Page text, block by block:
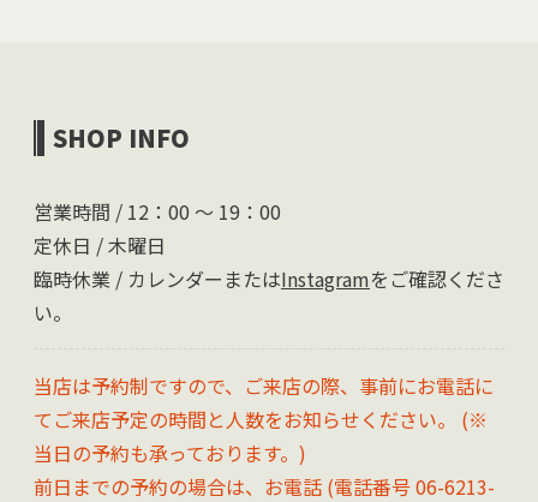
SHOP INFO
営業時間 / 12：00 〜 19：00
定休日 / 木曜日
臨時休業 / カレンダーまたはInstagramをご確認くださ
い。
当店は予約制ですので、ご来店の際、事前にお電話に
てご来店予定の時間と人数をお知らせください。 (※
当日の予約も承っております。)
前日までの予約の場合は、お電話 (電話番号 06-6213-